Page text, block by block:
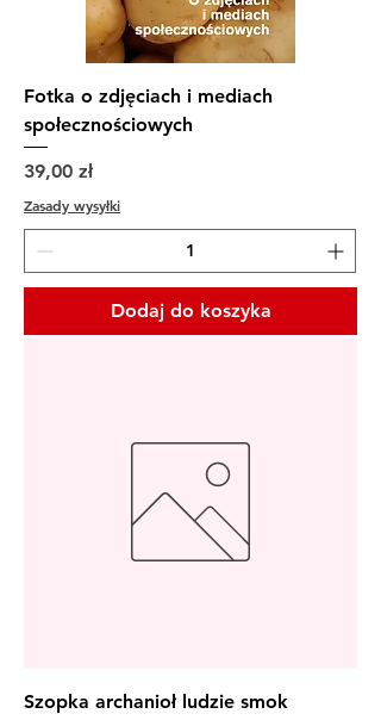
Fotka o zdjęciach i mediach
społecznościowych
Cena
39,00 zł
Zasady wysyłki
Dodaj do koszyka
Szopka archanioł ludzie smok